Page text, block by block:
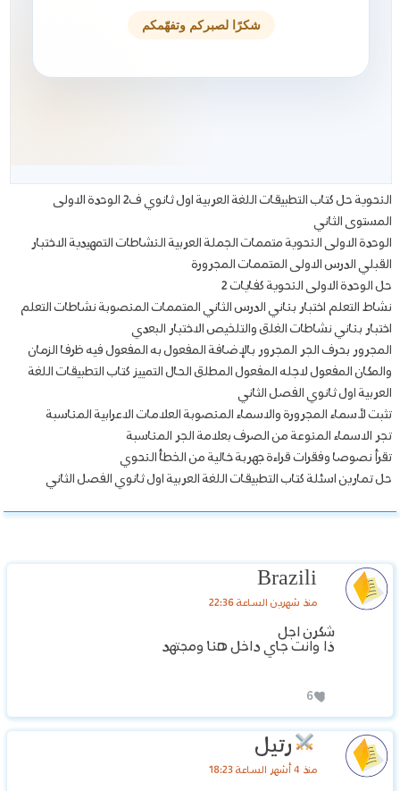
النحوية حل كتاب التطبيقات اللغة العربية اول ثانوي ف2 الوحدة الاولى
المستوى الثاني
الوحدة الاولى النحوية متممات الجملة العربية النشاطات التمهيدية الاختبار
القبلي الدرس الاولى المتممات المجرورة
حل الوحدة الاولى النحوية كفايات 2
نشاط التعلم اختبار بناني الدرس الثاني المتممات المنصوبة نشاطات التعلم
اختبار بناني نشاطات الغلق والتلخيص الاختبار البعدي
المجرور بحرف الجر المجرور بالإضافة المفعول به المفعول فيه ظرفا الزمان
والمكان المفعول لاجله المفعول المطلق الحال التمييز كتاب التطبيقات اللغة
العربية اول ثانوي الفصل الثاني
تثبت لأسماء المجرورة والاسماء المنصوبة العلامات الاعرابية المناسبة
تجر الاسماء المنوعة من الصرف بعلامة الجر المناسبة
تقرأ نصوصا وفقرات قراءة جهربة خالية من الخطأ النحوي
حل تمارين اسئلة كتاب التطبيقات اللغة العربية اول ثانوي الفصل الثاني
Brazili
منذ شهرين الساعة 22:36
شكرن اجل
ذا وانت جاي داخل هنا ومجتهد
6
رتيل
منذ 4 أشهر الساعة 18:23